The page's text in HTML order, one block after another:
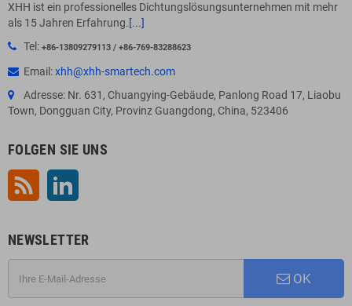
XHH ist ein professionelles Dichtungslösungsunternehmen mit mehr
als 15 Jahren Erfahrung. [...]
Tel: +86-13809279113 / +86-769-83288623
Email:xhh@xhh-smartech.com
Adresse: Nr. 631, Chuangying-Gebäude, Panlong Road 17, Liaobu
Town, Dongguan City, Provinz Guangdong, China, 523406
FOLGEN SIE UNS
RSS
NEWSLETTER
OK